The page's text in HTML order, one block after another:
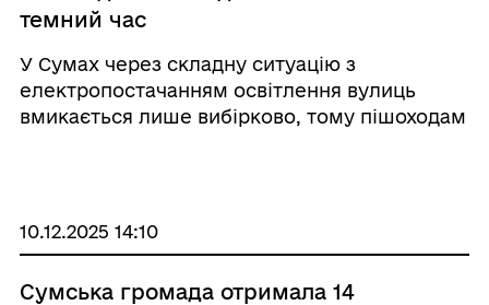
темний час
У Сумах через складну ситуацію з
електропостачанням освітлення вулиць
вмикається лише вибірково, тому пішоходам
10.12.2025 14:10
Сумська громада отримала 14